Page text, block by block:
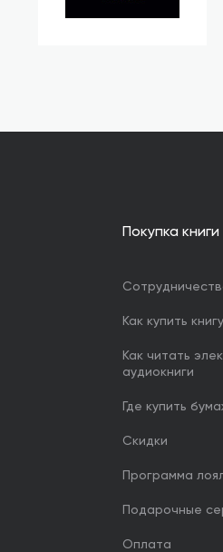
Покупка книги
Как купить книгу
Как читать
аудиокниги
Где купить
Скидки
Программа
Подарочные
Оплата